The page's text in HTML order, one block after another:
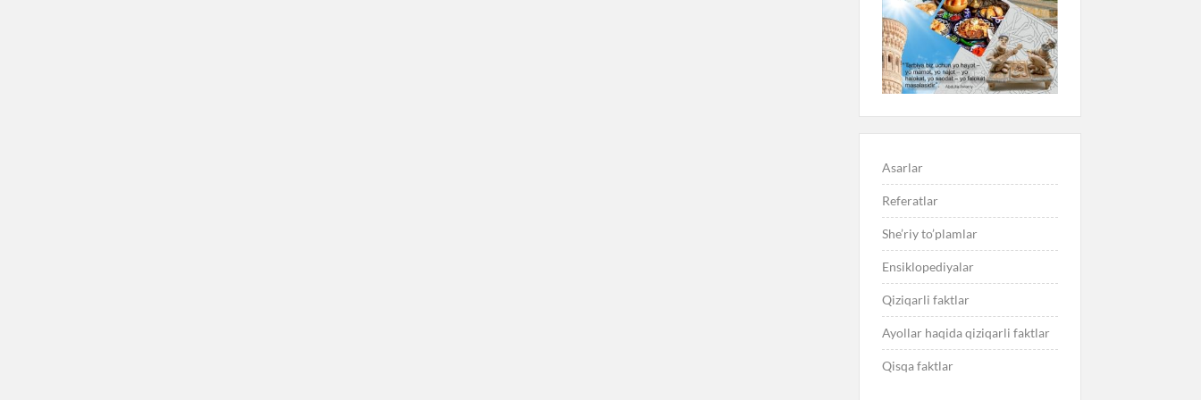
Asarlar
Referatlar
She’riy to’plamlar
Ensiklopediyalar
Qiziqarli faktlar
Ayollar haqida qiziqarli faktlar
Qisqa faktlar